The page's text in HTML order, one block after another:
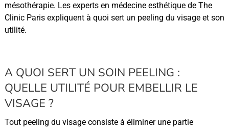
mésothérapie. Les experts en médecine esthétique de The
Clinic Paris expliquent à quoi sert un peeling du visage et son
utilité.
A QUOI SERT UN SOIN PEELING :
QUELLE UTILITÉ POUR EMBELLIR LE
VISAGE ?
Tout peeling du visage consiste à éliminer une partie